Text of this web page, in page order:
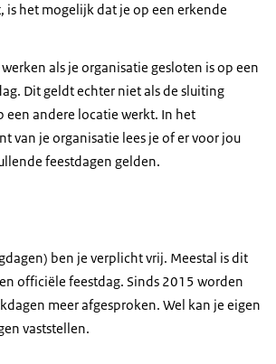
is het mogelijk dat je op een erkende
als je organisatie gesloten is op een
Dit geldt echter niet als de sluiting
een andere locatie werkt. In het
van je organisatie lees je of er voor jou
feestdagen gelden.
ben je verplicht vrij. Meestal is dit
officiële feestdag. Sinds 2015 worden
meer afgesproken. Wel kan je eigen
vaststellen.